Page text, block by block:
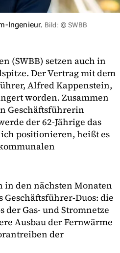
Ingenieur. Bild: © SWBB
(SWBB) setzen auch in
Der Vertrag mit dem
Alfred Kappenstein,
worden. Zusammen
Geschäftsführerin
der 62-Jährige das
positionieren, heißt es
in den nächsten Monaten
Geschäftsführer-Duos: die
der Gas- und Stromnetze
Ausbau der Fernwärme
der